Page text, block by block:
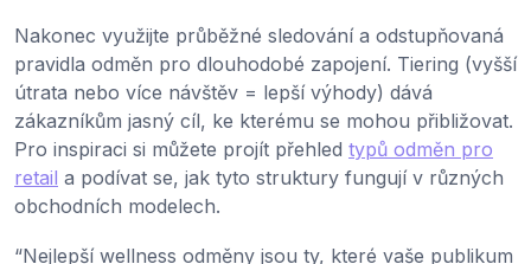
Nakonec využijte průběžné sledování a odstupňovaná
pravidla odměn pro dlouhodobé zapojení. Tiering (vyšší
útrata nebo více návštěv = lepší výhody) dává
zákazníkům jasný cíl, ke kterému se mohou přibližovat.
Pro inspiraci si můžete projít přehled typů odměn pro
retail a podívat se, jak tyto struktury fungují v různých
obchodních modelech.
“Nejlepší wellness odměny jsou ty, které vaše publikum